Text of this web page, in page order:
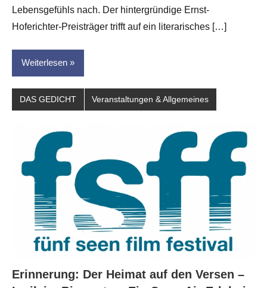
Lebensgefühls nach. Der hintergründige Ernst-
Hoferichter-Preisträger trifft auf ein literarisches […]
Weiterlesen
DAS GEDICHT Veranstaltungen & Allgemeines
Erinnerung: Der Heimat auf den Versen –